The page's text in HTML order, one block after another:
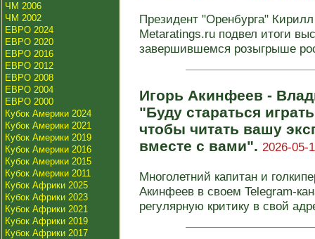
ЧМ 2006
ЧМ 2002
ЕВРО 2024
ЕВРО 2020
ЕВРО 2016
ЕВРО 2012
ЕВРО 2008
ЕВРО 2004
ЕВРО 2000
Кубок Америки 2024
Кубок Америки 2021
Кубок Америки 2019
Кубок Америки 2016
Кубок Америки 2015
Кубок Америки 2011
Кубок Африки 2025
Кубок Африки 2023
Кубок Африки 2021
Кубок Африки 2019
Кубок Африки 2017
Президент "Оренбурга"
Metaratings.ru подвел итоги
завершившемся розыгрыше
Игорь Акинфеев -
"Буду стараться
чтобы читать вашу
вместе с вами". 2026-05-
Многолетний капитан и
Акинфеев в своем Telegram-
регулярную критику в свой